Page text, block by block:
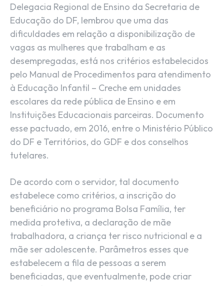
Delegacia Regional de Ensino da Secretaria de
Educação do DF, lembrou que uma das
dificuldades em relação a disponibilização de
vagas as mulheres que trabalham e as
desempregadas, está nos critérios estabelecidos
pelo Manual de Procedimentos para atendimento
à Educação Infantil – Creche em unidades
escolares da rede pública de Ensino e em
Instituições Educacionais parceiras. Documento
esse pactuado, em 2016, entre o Ministério Público
do DF e Territórios, do GDF e dos conselhos
tutelares.
De acordo com o servidor, tal documento
estabelece como critérios, a inscrição do
beneficiário no programa Bolsa Família, ter
medida protetiva, a declaração de mãe
trabalhadora, a criança ter risco nutricional e a
mãe ser adolescente. Parâmetros esses que
estabelecem a fila de pessoas a serem
beneficiadas, que eventualmente, pode criar